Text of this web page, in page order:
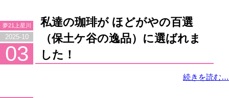
夢21上星川
2025-10
03
私達の珈琲が ほどがやの百選
（保土ケ谷の逸品）に選ばれま
した！
続きを読む…